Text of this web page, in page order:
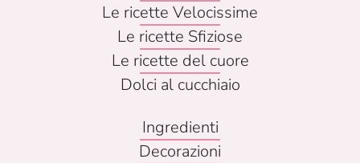
Le ricette Velocissime
Le ricette Sfiziose
Le ricette del cuore
Dolci al cucchiaio
Ingredienti
Decorazioni